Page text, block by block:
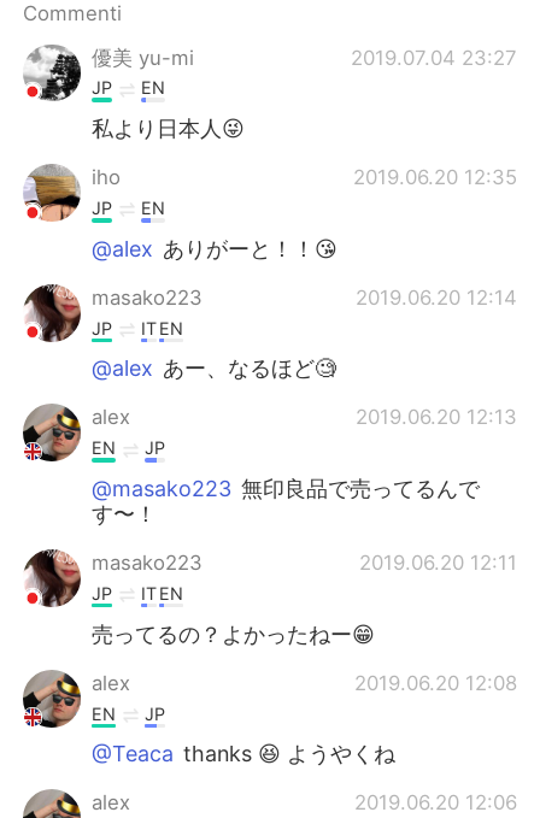
Commenti
優美 yu-mi
2019.07.04 23:27
JP EN
私より日本人😜
iho 2019.06.20 12:35
JP EN
@alex ありがーと！！😘
masako223 2019.06.20 12:14
JP ITEN
@alex あー、なるほど🧐
alex 2019.06.20 12:13
EN JP
@masako223 無印良品で売ってるんで
す〜！
masako223 2019.06.20 12:11
JP ITEN
売ってるの？よかったねー😁
alex 2019.06.20 12:08
EN JP
@Teaca thanks 😆 ようやくね
alex 2019.06.20 12:06